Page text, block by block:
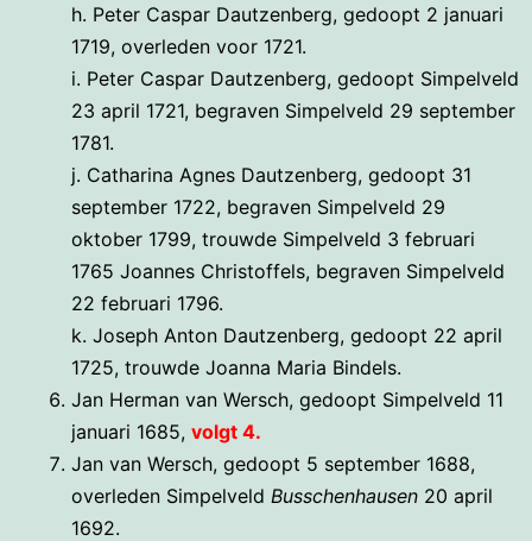
h. Peter Caspar Dautzenberg, gedoopt 2 januari
1719, overleden voor 1721.
i. Peter Caspar Dautzenberg, gedoopt Simpelveld
23 april 1721, begraven Simpelveld 29 september
1781.
j. Catharina Agnes Dautzenberg, gedoopt 31
september 1722, begraven Simpelveld 29
oktober 1799, trouwde Simpelveld 3 februari
1765 Joannes Christoffels, begraven Simpelveld
22 februari 1796.
k. Joseph Anton Dautzenberg, gedoopt 22 april
1725, trouwde Joanna Maria Bindels.
Jan Herman van Wersch, gedoopt Simpelveld 11
januari 1685, volgt 4.
Jan van Wersch, gedoopt 5 september 1688,
overleden Simpelveld Busschenhausen 20 april
1692.